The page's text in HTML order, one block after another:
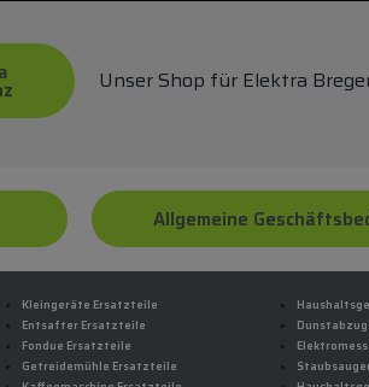
Unser Shop für Elektra
Allgemeine
Kleingeräte Ersatzteile
Entsafter Ersatzteile
Fondue Ersatzteile
Getreidemühle Ersatzteile